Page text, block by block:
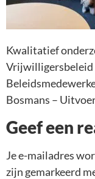
Kwalitatief
Vrijwilligersbeleid
Bosmans –
Geef een
Je e-mailadres
zijn gemarkeerd